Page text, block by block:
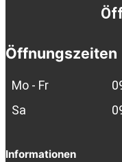
Öffnungszeiten
Mo - Fr
Sa
Informationen